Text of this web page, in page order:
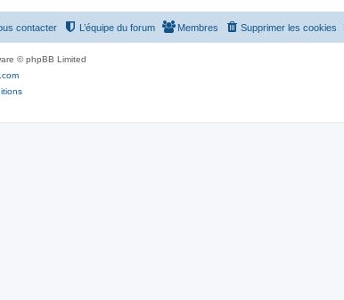
Supprimer les cookies
Membres
L’équipe du forum
contacter
© phpBB Limited